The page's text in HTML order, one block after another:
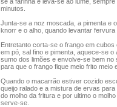
minutos.
Junta-se a noz moscada, a pimenta e
knorr e o alho, quando levantar
Entretanto corta-se o frango em
em pó, sal fino e pimenta, aquece-se
sumo dos limões e envolve-se bem
para que o frango fique meio frito meio
Quando o macarrão estiver cozido
queijo ralado e a mistura de ervas
do molho da fritura e por ultimo o
serve-se.